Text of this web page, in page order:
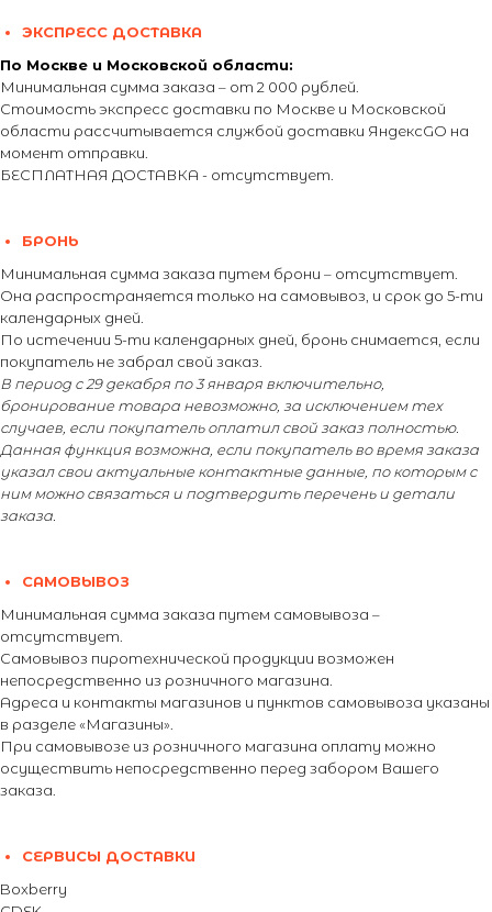
ЭКСПРЕСС ДОСТАВКА
По Москве и Московской области:
Минимальная сумма заказа – от 2 000 рублей.
Стоимость экспресс доставки по Москве и Московской
области рассчитывается службой доставки ЯндексGO на
момент отправки.
БЕСПЛАТНАЯ ДОСТАВКА - отсутствует.
БРОНЬ
Минимальная сумма заказа путем брони – отсутствует.
Она распространяется только на самовывоз, и срок до 5-ти
календарных дней.
По истечении 5-ти календарных дней, бронь снимается, если
покупатель не забрал свой заказ.
В период с 29 декабря по 3 января включительно,
бронирование товара невозможно, за исключением тех
случаев, если покупатель оплатил свой заказ полностью.
Данная функция возможна, если покупатель во время заказа
указал свои актуальные контактные данные, по которым с
ним можно связаться и подтвердить перечень и детали
заказа.
САМОВЫВОЗ
Минимальная сумма заказа путем самовывоза –
отсутствует.
Самовывоз пиротехнической продукции возможен
непосредственно из розничного магазина.
Адреса и контакты магазинов и пунктов самовывоза указаны
в разделе «Магазины».
При самовывозе из розничного магазина оплату можно
осуществить непосредственно перед забором Вашего
заказа.
СЕРВИСЫ ДОСТАВКИ
Boxberry